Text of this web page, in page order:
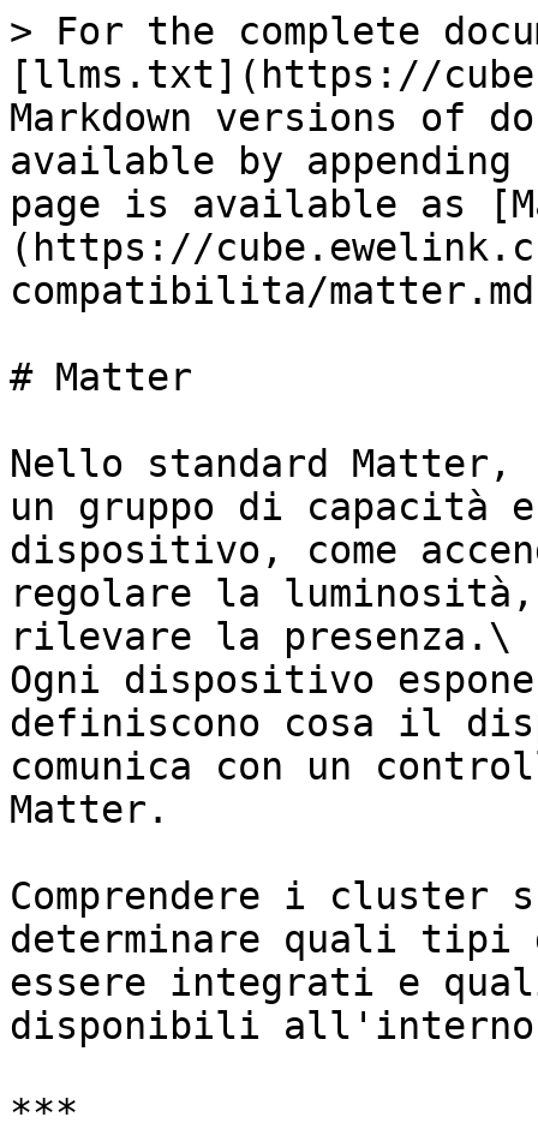
> For the complete
[llms.txt](https://
Markdown versions of
available by
page is available as
(https://
compatibilita/
# Matter
Nello standard Matter,
un gruppo di capacità
dispositivo, come
regolare la
rilevare la presenza.\
Ogni dispositivo
definiscono cosa il
comunica con un
Matter.
Comprendere i
determinare quali tipi
essere integrati e
disponibili all'interno
***